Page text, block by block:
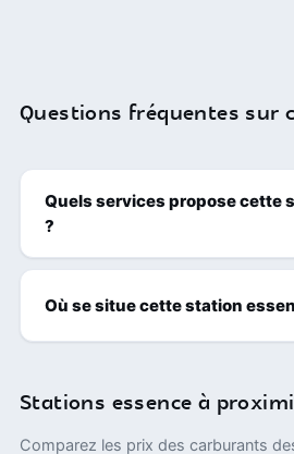
Questions fréquentes sur
Quels services propose cette
?
Où se situe cette station
Stations essence à
Comparez les prix des carburants